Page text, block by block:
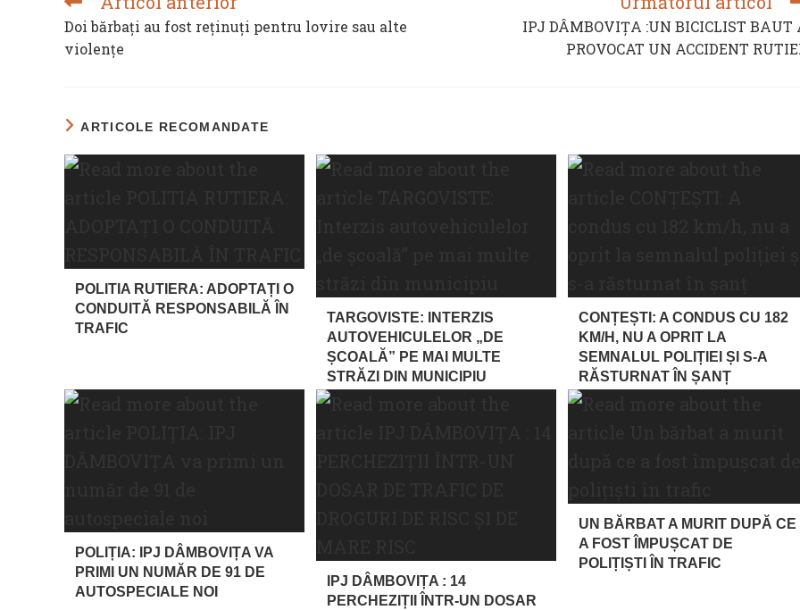
MORE
ARTICLES
Doi bărbați au fost reţinuți pentru lovire sau alte
violențe
IPJ DÂMBOVIȚA :UN BICICLIST BAUT
PROVOCAT UN ACCIDENT
ARTICOLE RECOMANDATE
POLITIA RUTIERA: ADOPTAȚI O
CONDUITĂ RESPONSABILĂ ÎN
TRAFIC
TARGOVISTE: INTERZIS
AUTOVEHICULELOR „DE
ȘCOALĂ” PE MAI MULTE
STRĂZI DIN MUNICIPIU
CONȚEȘTI: A CONDUS CU 182
KM/H, NU A OPRIT LA
SEMNALUL POLIȚIEI ȘI S-A
RĂSTURNAT ÎN ȘANȚ
POLIȚIA: IPJ DÂMBOVIȚA VA
PRIMI UN NUMĂR DE 91 DE
AUTOSPECIALE NOI
IPJ DÂMBOVIȚA : 14
PERCHEZIȚII ÎNTR-UN DOSAR
UN BĂRBAT A MURIT DUPĂ CE
A FOST ÎMPUȘCAT DE
POLIȚIȘTI ÎN TRAFIC